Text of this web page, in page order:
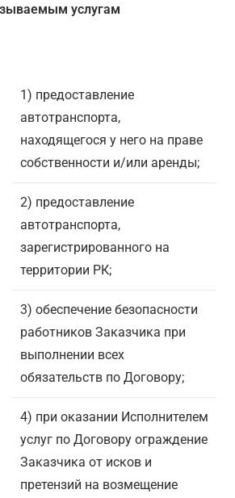
услугам
1) предоставление
автотранспорта,
находящегося у него на праве
собственности и/или аренды;
2) предоставление
автотранспорта,
зарегистрированного на
территории РК;
3) обеспечение безопасности
работников Заказчика при
выполнении всех
обязательств по Договору;
4) при оказании Исполнителем
услуг по Договору ограждение
Заказчика от исков и
претензий на возмещение